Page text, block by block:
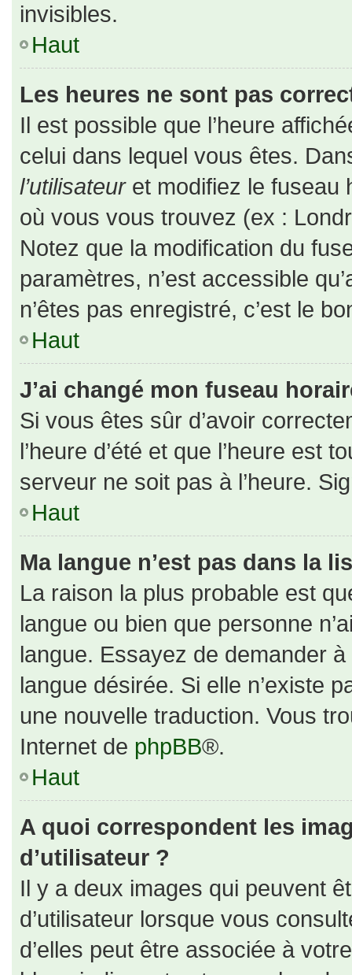
invisibles.
Haut
Les heures ne sont pas
Il est possible que l’heure
celui dans lequel vous êtes.
l’utilisateuret modifiez le fuseau
où vous vous trouvez (ex :
Notez que la modification du
paramètres, n’est accessible
n’êtes pas enregistré, c’est le
Haut
J’ai changé mon fuseau
Si vous êtes sûr d’avoir
l’heure d’été et que l’heure est
serveur ne soit pas à l’heure.
Haut
Ma langue n’est pas dans la
La raison la plus probable est
langue ou bien que personne
langue. Essayez de demander
langue désirée. Si elle n’existe
une nouvelle traduction. Vous
Internet de phpBB®.
Haut
A quoi correspondent les
d’utilisateur ?
Il y a deux images qui peuvent
d’utilisateur lorsque vous
d’elles peut être associée à